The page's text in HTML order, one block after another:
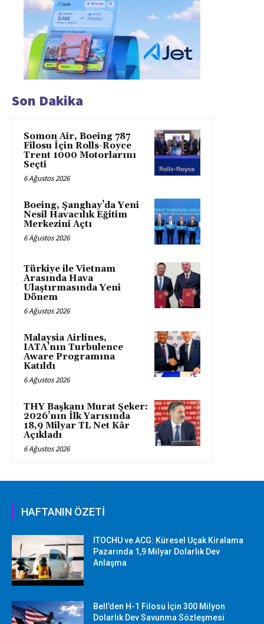
Son Dakika
Somon Air, Boeing 787
Filosu İçin Rolls-Royce
Trent 1000 Motorlarını
Seçti
6 Ağustos 2026
Boeing, Şanghay’da Yeni
Nesil Havacılık Eğitim
Merkezini Açtı
6 Ağustos 2026
Türkiye ile Vietnam
Arasında Hava
Ulaştırmasında Yeni
Dönem
6 Ağustos 2026
Malaysia Airlines,
IATA’nın Turbulence
Aware Programına
Katıldı
6 Ağustos 2026
THY Başkanı Murat Şeker:
2026’nın İlk Yarısında
18,9 Milyar TL Net Kâr
Açıkladı
6 Ağustos 2026
HAFTANIN ÖZETİ
ITOCHU ve ACG: Küresel Uçak Kiralama
Pazarında 1,9 Milyar Dolarlık Dev
Anlaşma
Bell’den H-1 Filosu İçin 300 Milyon
Dolarlık Dev Savunma Sözleşmesi